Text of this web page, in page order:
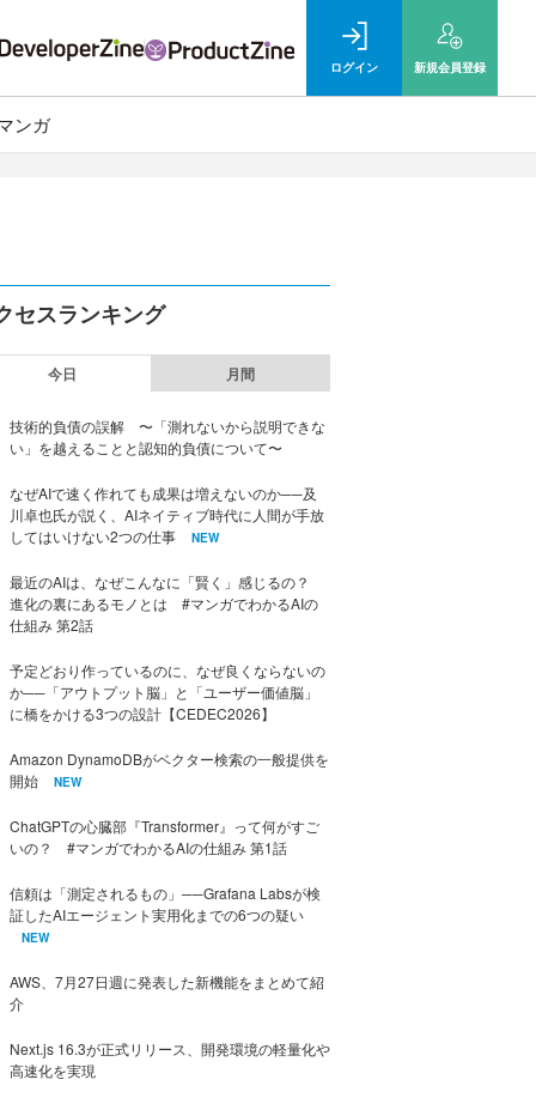
ログイン 新規会員登録
ンガ
セスランキング
今日 月間
技術的負債の誤解 〜「測れないから説明できな
い」を越えることと認知的負債について〜
なぜAIで速く作れても成果は増えないのか──及
川卓也氏が説く、AIネイティブ時代に人間が手放
してはいけない2つの仕事
NEW
最近のAIは、なぜこんなに「賢く」感じるの？
進化の裏にあるモノとは #マンガでわかるAIの
仕組み 第2話
予定どおり作っているのに、なぜ良くならないの
か──「アウトプット脳」と「ユーザー価値脳」
に橋をかける3つの設計【CEDEC2026】
Amazon DynamoDBがベクター検索の一般提供を
開始
NEW
ChatGPTの心臓部『Transformer』って何がすご
いの？ #マンガでわかるAIの仕組み 第1話
信頼は「測定されるもの」──Grafana Labsが検
証したAIエージェント実用化までの6つの疑い
NEW
AWS、7月27日週に発表した新機能をまとめて紹
介
Next.js 16.3が正式リリース、開発環境の軽量化や
高速化を実現